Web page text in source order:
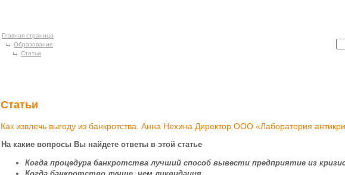
Главная страница
Образование
Статьи
Статьи
Как извлечь выгоду из банкротства. Анна Нехина Директор ООО «Лаборатория
На какие вопросы Вы найдете ответы в этой статье
Когда процедура банкротства лучший способ вывести предприятие из